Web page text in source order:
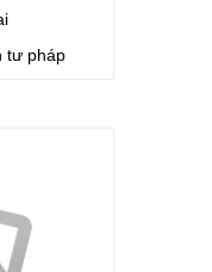
tư pháp